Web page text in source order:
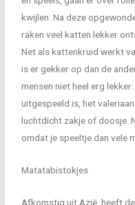
kwijlen. Na deze
raken veel katten lekker
Net als kattenkruid werkt
is er gekker op dan de
mensen niet heel erg
uitgespeeld is, het
luchtdicht zakje of doosje.
omdat je speeltje dan vele
Matatabistokjes
Afkomstig uit Azië, heeft